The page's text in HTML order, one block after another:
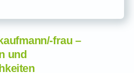
frau –
und